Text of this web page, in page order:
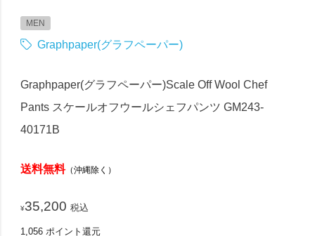
MEN
Graphpaper(グラフペーパー)
Graphpaper(グラフペーパー)Scale Off Wool Chef
Pants スケールオフウールシェフパンツ GM243-
40171B
送料無料（沖縄除く）
¥35,200 税込
1,056 ポイント還元